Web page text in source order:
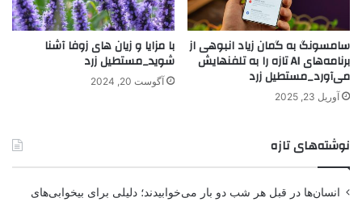
سامسونگ به گمان زیاد انبوهی از
برنامه‌های AI تازه را به تلفنهایش
می‌آورد_مستطیل زرد
آوریل 23, 2025
با مزایا و زیان های زوفا آشنا
شوید_مستطیل زرد
آگوست 20, 2024
نوشته‌های تازه
انسان‌ها در قبل هر شب دو بار می‌خوابیدند؛ دلیلی برای بیخوابی‌های